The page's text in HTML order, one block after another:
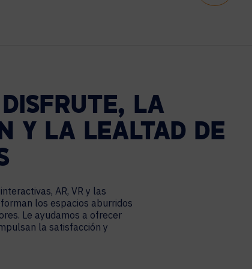
LA
Y LA LEALTAD DE
AR, VR y las
los espacios aburridos
Le ayudamos a ofrecer
la satisfacción y